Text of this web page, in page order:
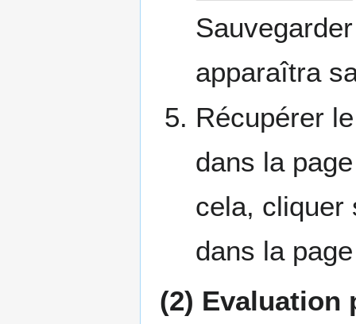
apparaîtra
Récupérer
dans la
cela, cliquer
dans la
(2) Evaluation